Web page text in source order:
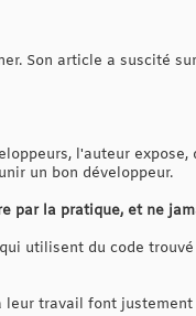
Son article a suscité
l'auteur
un bon développeur.
par la pratique, et ne
utilisent du code
travail font